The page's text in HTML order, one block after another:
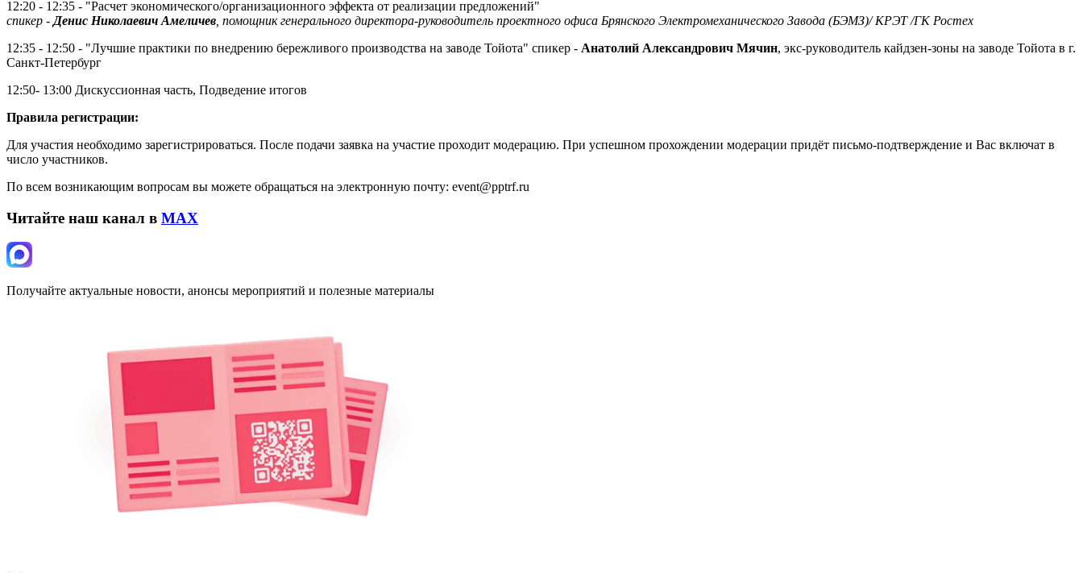
12:20 - 12:35 - "Расчет экономического/организационного эффекта от реализации предложений"
спикер - Денис Николаевич Амеличев , помощник генерального директора-руководитель проектного офиса Брянского Электромеханического Завода (БЭМЗ)/ КРЭТ /ГК Ростех
12:35 - 12:50 - "Лучшие практики по внедрению бережливого производства на заводе Тойота" спикер - Анатолий Александрович Мячин, экс-руководитель кайдзен-зоны на заводе Тойота в г.
Санкт-Петербург
12:50- 13:00 Дискуссионная часть, Подведение итогов
Правила регистрации:
Для участия необходимо зарегистрироваться. После подачи заявка на участие проходит модерацию. При успешном прохождении модерации придёт письмо-подтверждение и Вас включат в
число участников.
По всем возникающим вопросам вы можете обращаться на электронную почту: event@pptrf.ru
Читайте наш канал в MAX
Получайте актуальные новости, анонсы мероприятий и полезные материалы